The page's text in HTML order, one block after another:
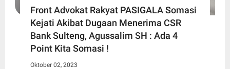
Front Advokat Rakyat PASIGALA Somasi
Kejati Akibat Dugaan Menerima CSR
Bank Sulteng, Agussalim SH : Ada 4
Point Kita Somasi !
Oktober 02, 2023